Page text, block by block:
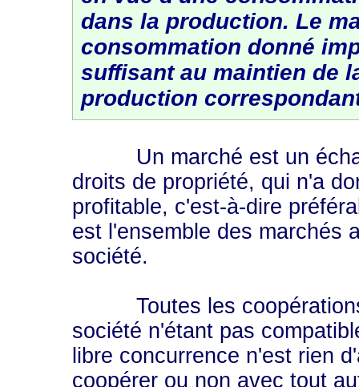
dans la production. Le
consommation donné
suffisant au maintien de
production
Un marché est un
droits de propriété, qui n'a
profitable, c'est-à-dire
est l'ensemble des marchés
société.
Toutes les coopérations
société n'étant pas
libre concurrence n'est rien
coopérer ou non avec tout